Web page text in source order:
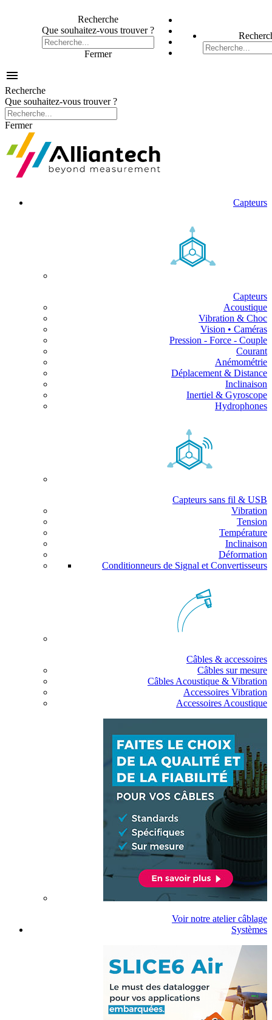
Recherche
Que souhaitez-vous trouver ?
Fermer

Recherche
Que souhaitez-vous trouver ?
Fermer
Capteurs
Capteurs
Acoustique
Vibration & Choc
Vision • Caméras
Pression - Force - Couple
Courant
Anémométrie
Déplacement & Distance
Inclinaison
Inertiel & Gyroscope
Hydrophones
Capteurs sans fil & USB
Vibration
Tension
Température
Inclinaison
Déformation
Conditionneurs de Signal et Convertisseurs
Câbles & accessoires
Câbles sur mesure
Câbles Acoustique & Vibration
Accessoires Vibration
Accessoires Acoustique
Voir notre atelier câblage
Systèmes